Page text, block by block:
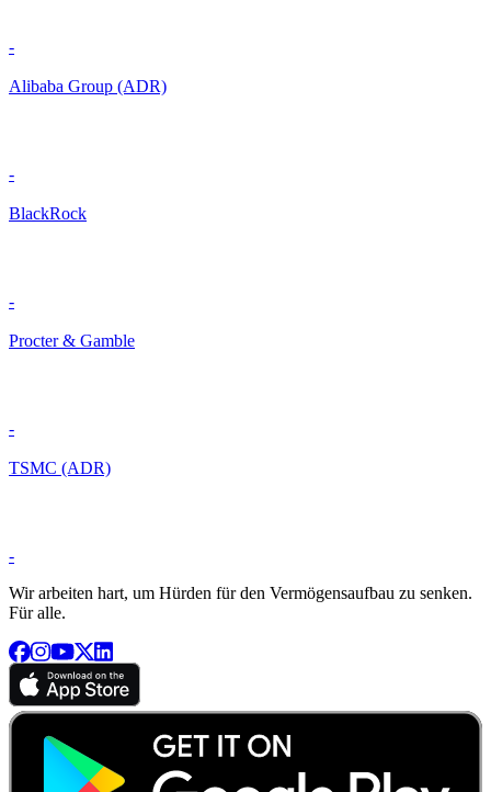
-
Alibaba Group (ADR)
-
BlackRock
-
Procter & Gamble
-
TSMC (ADR)
-
Wir arbeiten hart, um Hürden für den Vermögensaufbau zu senken.
Für alle.